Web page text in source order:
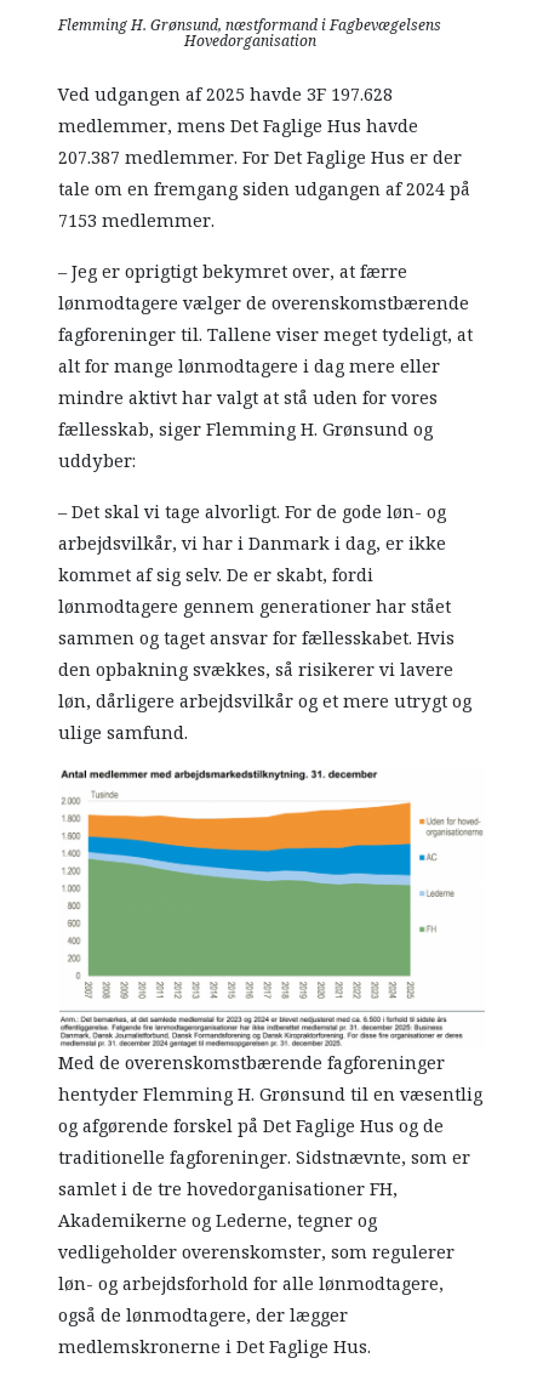
Flemming H. Grønsund, næstformand i Fagbevægelsens
Hovedorganisation
Ved udgangen af 2025 havde 3F 197.628
medlemmer, mens Det Faglige Hus havde
207.387 medlemmer. For Det Faglige Hus er der
tale om en fremgang siden udgangen af 2024 på
7153 medlemmer.
– Jeg er oprigtigt bekymret over, at færre
lønmodtagere vælger de overenskomstbærende
fagforeninger til. Tallene viser meget tydeligt, at
alt for mange lønmodtagere i dag mere eller
mindre aktivt har valgt at stå uden for vores
fællesskab, siger Flemming H. Grønsund og
uddyber:
– Det skal vi tage alvorligt. For de gode løn- og
arbejdsvilkår, vi har i Danmark i dag, er ikke
kommet af sig selv. De er skabt, fordi
lønmodtagere gennem generationer har stået
sammen og taget ansvar for fællesskabet. Hvis
den opbakning svækkes, så risikerer vi lavere
løn, dårligere arbejdsvilkår og et mere utrygt og
ulige samfund.
Med de overenskomstbærende fagforeninger
hentyder Flemming H. Grønsund til en væsentlig
og afgørende forskel på Det Faglige Hus og de
traditionelle fagforeninger. Sidstnævnte, som er
samlet i de tre hovedorganisationer FH,
Akademikerne og Lederne, tegner og
vedligeholder overenskomster, som regulerer
løn- og arbejdsforhold for alle lønmodtagere,
også de lønmodtagere, der lægger
medlemskronerne i Det Faglige Hus.